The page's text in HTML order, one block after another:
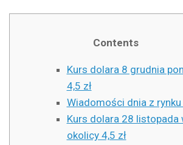
Contents
Kurs dolara 8 grudnia
4,5 zł
Wiadomości dnia z
Kurs dolara 28 listopada
okolicy 4,5 zł